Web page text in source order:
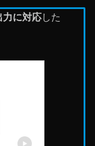
力に対応した